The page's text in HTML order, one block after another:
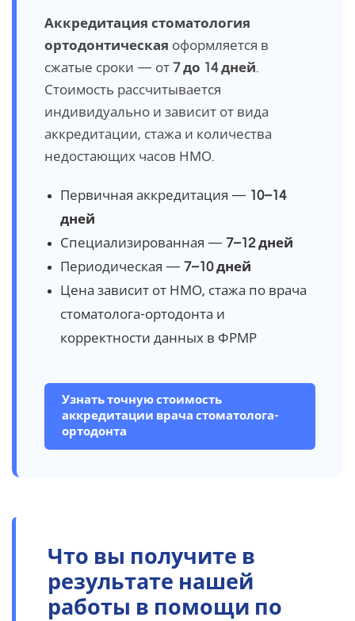
Аккредитация стоматология
ортодонтическая оформляется в
сжатые сроки — от 7 до 14 дней.
Стоимость рассчитывается
индивидуально и зависит от вида
аккредитации, стажа и количества
недостающих часов НМО.
Первичная аккредитация — 10–14
дней
Специализированная — 7–12 дней
Периодическая — 7–10 дней
Цена зависит от НМО, стажа по врача
стоматолога-ортодонта и
корректности данных в ФРМР
Узнать точную стоимость
аккредитации врача стоматолога-
ортодонта
Что вы получите в
результате нашей
работы в помощи по